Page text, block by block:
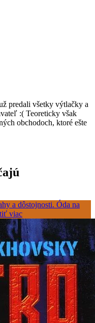
predali všetky výtlačky a
:( Teoreticky však
obchodoch, ktoré ešte